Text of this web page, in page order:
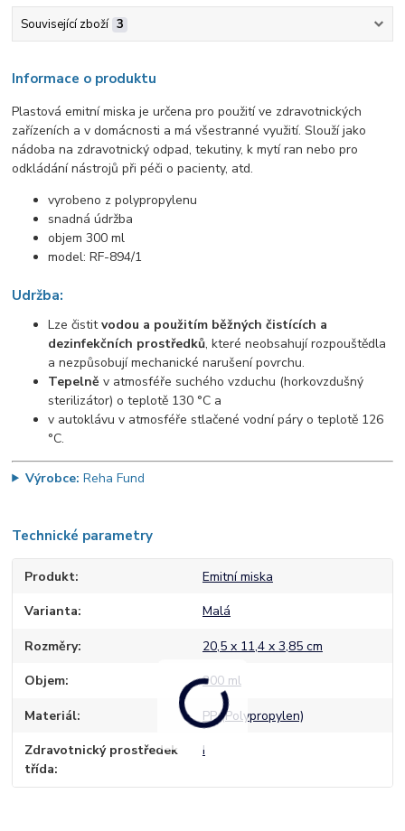
Související zboží 3
Informace o produktu
Plastová emitní miska je určena pro použití ve zdravotnických
zařízeních a v domácnosti a má všestranné využití. Slouží jako
nádoba na zdravotnický odpad, tekutiny, k mytí ran nebo pro
odkládání nástrojů při péči o pacienty, atd.
vyrobeno z polypropylenu
snadná údržba
objem 300 ml
model: RF-894/1
Udržba:
Lze čistitvodou a použitím běžných čistících a
dezinfekčních prostředků, které neobsahují rozpouštědla
a nezpůsobují mechanické narušení povrchu.
Tepelně v atmosféře suchého vzduchu (horkovzdušný
sterilizátor) o teplotě 130 °C a
v autoklávu v atmosféře stlačené vodní páry o teplotě 126
°C.
Výrobce: Reha Fund
Technické parametry
Produkt Emitní miska
Varianta Malá
Rozměry 20,5 x 11,4 x 3,85 cm
Objem 300 ml
Materiál PP (Polypropylen)
Zdravotnický prostředek
třída
I